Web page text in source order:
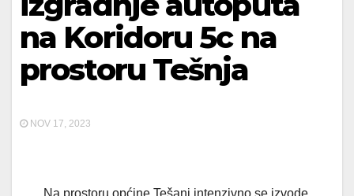
na Koridoru 5c na
prostoru Tešnja
NOV 17, 2023